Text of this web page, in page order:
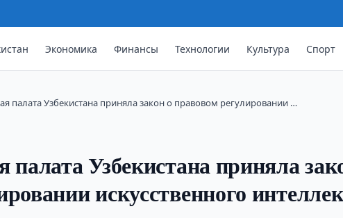
Экономика Финансы Технологии Культура Спорт
палата Узбекистана приняла закон о правовом регулировании …
палата Узбекистана приняла
искусственного